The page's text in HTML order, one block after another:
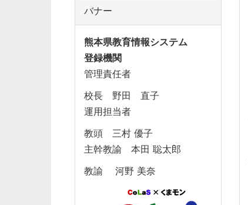
バナー
熊本県教育情報システム
登録機関
管理責任者
校長 野田 直子
運用担当者
教頭 三村 優子
主幹教諭 本田 聡太郎
教諭 河野 美奈